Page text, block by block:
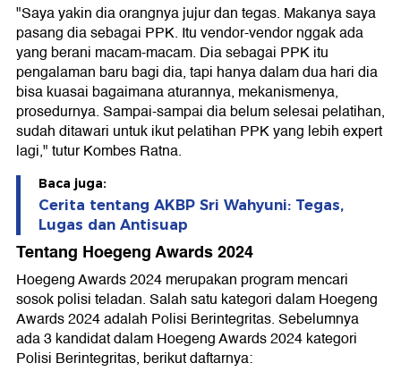
"Saya yakin dia orangnya jujur dan tegas. Makanya saya
pasang dia sebagai PPK. Itu vendor-vendor nggak ada
yang berani macam-macam. Dia sebagai PPK itu
pengalaman baru bagi dia, tapi hanya dalam dua hari dia
bisa kuasai bagaimana aturannya, mekanismenya,
prosedurnya. Sampai-sampai dia belum selesai pelatihan,
sudah ditawari untuk ikut pelatihan PPK yang lebih expert
lagi," tutur Kombes Ratna.
Baca juga:
Cerita tentang AKBP Sri Wahyuni: Tegas,
Lugas dan Antisuap
Tentang Hoegeng Awards 2024
Hoegeng Awards 2024 merupakan program mencari
sosok polisi teladan. Salah satu kategori dalam Hoegeng
Awards 2024 adalah Polisi Berintegritas. Sebelumnya
ada 3 kandidat dalam Hoegeng Awards 2024 kategori
Polisi Berintegritas, berikut daftarnya: